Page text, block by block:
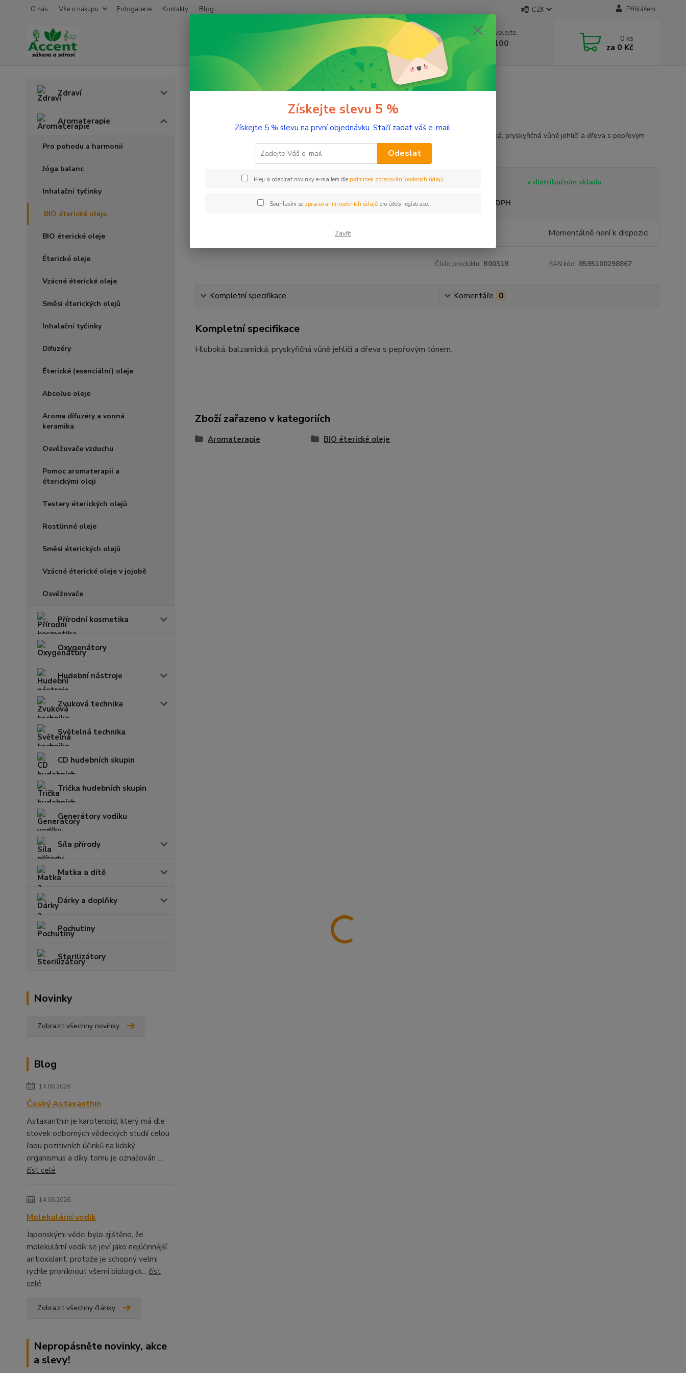
O nás Vše o nákupu Fotogalerie Kontakty Blog CZK Přihlášení
Nevíte si rady? Zavolejte.
+420 603 332 100
(Po-Pá, 10-17 hod.)
0 ks
za 0 Kč
Zdraví
Aromaterapie
Pro pohodu a harmonii
Jóga balanc
Inhalační tyčinky
BIO éterické oleje
BIO éterické oleje
Éterické oleje
Vzácné éterické oleje
Směsi éterických olejů
Inhalační tyčinky
Difuzéry
Éterické (esenciální) oleje
Absolue oleje
Aroma difuzéry a vonná
keramika
Osvěžovače vzduchu
Pomoc aromaterapií a
éterickými oleji
Testery éterických olejů
Rostlinné oleje
Směsi éterických olejů
Vzácné éterické oleje v jojobě
Osvěžovače
Přírodní kosmetika
Oxygenátory
Hudební nástroje
Zvuková technika
Světelná technika
CD hudebních skupin
Trička hudebních skupin
Generátory vodíku
Síla přírody
Matka a dítě
Dárky a doplňky
Pochutiny
Sterilizátory
Novinky
Zobrazit všechny novinky
Blog
14.06.2026
Český Astaxanthin
Astaxanthin je karotenoid, který má dle
stovek odborných vědeckých studií celou
řadu pozitivních účinků na lidský
organismus a díky tomu je označován ...
číst celé
14.06.2026
Molekulární vodík
Japonskými vědci bylo zjištěno, že
molekulární vodík se jeví jako nejúčinnější
antioxidant, protože je schopný velmi
rychle proniknout všemi biologick... číst
celé
Zobrazit všechny články
Nepropásněte novinky, akce
a slevy!
Aromaterapie BIO éterické oleje Bio Smrk černý 10 ml
Bio Smrk černý 10 ml
Hluboká, balzamická, pryskyřičná vůně jehličí a dřeva s pepřovým
v distribučním skladu
Nejsme plátci DPH
Momentálně není k dispozici
Číslo produktu: B0031B EAN kód: 8595100298867
Kompletní specifikace Komentáře 0
Kompletní specifikace
Hluboká, balzamická, pryskyřičná vůně jehličí a dřeva s pepřovým tónem.
Zboží zařazeno v kategoriích
Aromaterapie BIO éterické oleje
Získejte slevu 5 %
Získejte 5 % slevu na první objednávku. Stačí zadat váš e-mail.
Odeslat
Přeji si odebírat novinky e-mailem dle podmínek zpracování osobních údajů.
Souhlasím se zpracováním osobních údajůpro účely registrace.
Zavřít